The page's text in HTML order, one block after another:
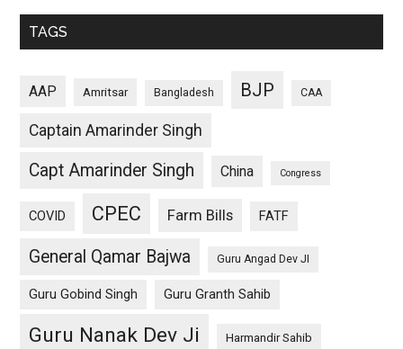
TAGS
AAP Amritsar Bangladesh BJP CAA
Captain Amarinder Singh
Capt Amarinder Singh China Congress
COVID CPEC Farm Bills FATF
General Qamar Bajwa Guru Angad Dev JI
Guru Gobind Singh Guru Granth Sahib
Guru Nanak Dev Ji Harmandir Sahib